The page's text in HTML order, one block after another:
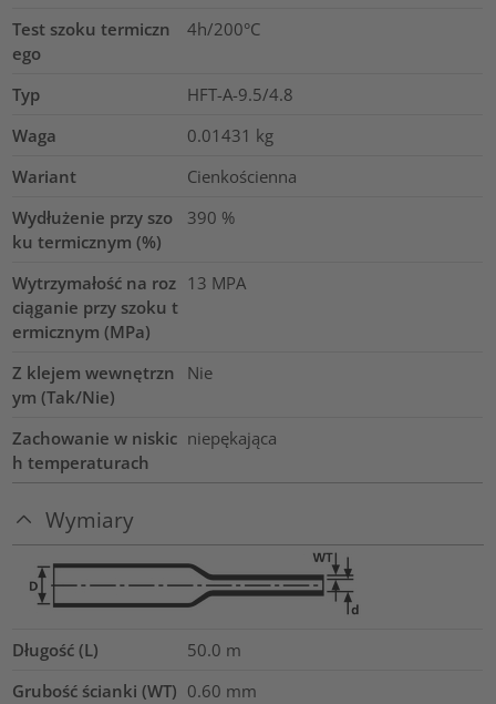
Test szoku termiczn
ego
4h/200°C
Typ
HFT-A-9.5/4.8
Waga
0.01431 kg
Wariant
Cienkościenna
Wydłużenie przy szo
ku termicznym (%)
390 %
Wytrzymałość na roz
ciąganie przy szoku t
ermicznym (MPa)
13 MPA
Z klejem wewnętrzn
ym (Tak/Nie)
Nie
Zachowanie w niskic
h temperaturach
niepękająca
Wymiary
Długość (L) 50.0 m
Grubość ścianki (WT) 0.60 mm